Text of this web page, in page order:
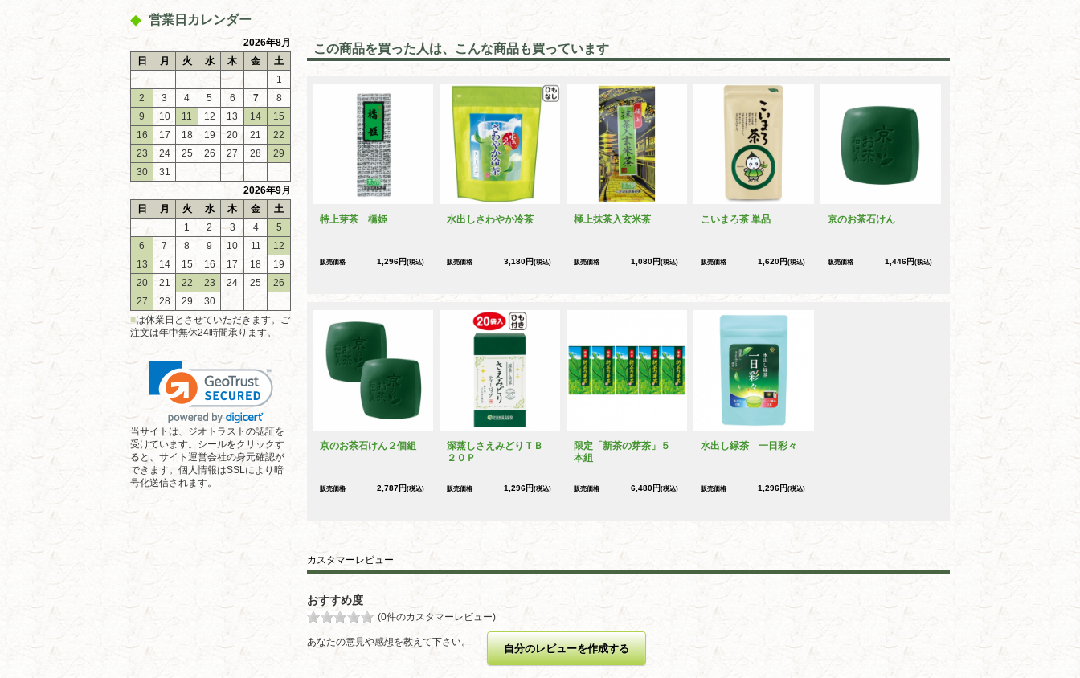
営業日カレンダー
2026年8月
日
月 火 水 木 金
土
1
2
3 4 5 6 7
8
9
10 11 12 13 14
15
16
17 18 19 20 21
22
23
24 25 26 27 28
29
30
31
2026年9月
日
月 火 水 木 金
土
1
2 3 4
5
6
7 8 9 10 11
12
13
14 15 16 17 18
19
20
21 22 23 24 25
26
27
28 29
30
■は休業日とさせていただきます。ご
注文は年中無休24時間承ります。
当サイトは、ジオトラストの認証を
受けています。シールをクリックす
ると、サイト運営会社の身元確認が
できます。個人情報はSSLにより暗
号化送信されます。
この商品を買った人は、こんな商品も買っています
特上芽茶 橋姫
販売価格 1,296円(税込)
水出しさわやか冷茶
販売価格 3,180円(税込)
極上抹茶入玄米茶
販売価格 1,080円(税込)
こいまろ茶 単品
販売価格 1,620円(税込)
京のお茶石けん
販売価格 1,446円(税込)
京のお茶石けん２個組
販売価格 2,787円(税込)
深蒸しさえみどりＴＢ
２０Ｐ
販売価格 1,296円(税込)
限定「新茶の芽茶」５
本組
販売価格 6,480円(税込)
水出し緑茶 一日彩々
販売価格 1,296円(税込)
カスタマーレビュー
おすすめ度
(0件のカスタマーレビュー)
あなたの意見や感想を教えて下さい。
自分のレビューを作成する